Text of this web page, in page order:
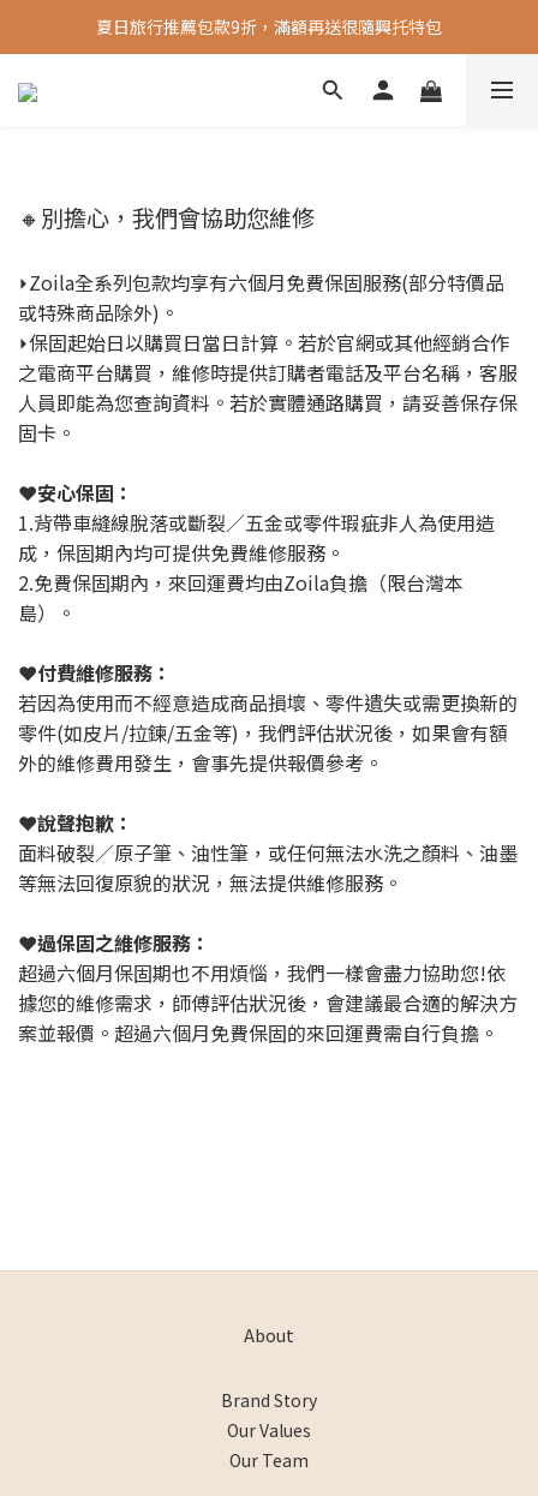
新會員送 100元首購金
夏日旅行推薦包款9折，滿額再送很隨興托特包
新會員送 100元首購金
🔸別擔心，我們會協助您維修
⏵Zoila全系列包款均享有六個月免費保固服務(部分特價品
或特殊商品除外)。
⏵保固起始日以購買日當日計算。若於官網或其他經銷合作
之電商平台購買，維修時提供訂購者電話及平台名稱，客服
人員即能為您查詢資料。若於實體通路購買，請妥善保存保
固卡。
❤️安心保固：
1.背帶車縫線脫落或斷裂／五金或零件瑕疵非人為使用造
成，保固期內均可提供免費維修服務。
2.免費保固期內，來回運費均由Zoila負擔（限台灣本
島）。
❤️付費維修服務：
若因為使用而不經意造成商品損壞、零件遺失或需更換新的
零件(如皮片/拉鍊/五金等)，我們評估狀況後，如果會有額
外的維修費用發生，會事先提供報價參考。
❤️說聲抱歉：
面料破裂／原子筆、油性筆，或任何無法水洗之顏料、油墨
等無法回復原貌的狀況，無法提供維修服務。
❤️過保固之維修服務：
超過六個月保固期也不用煩惱，我們一樣會盡力協助您!依
據您的維修需求，師傅評估狀況後，會建議最合適的解決方
案並報價。超過六個月免費保固的來回運費需自行負擔。
About
Brand Story
Our Values
Our Team